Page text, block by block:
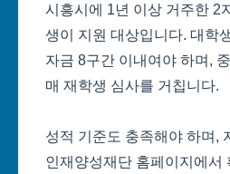
시흥시에 1년 이상 거주한 2
생이 지원 대상입니다. 대학
자금 8구간 이내여야 하며,
매 재학생 심사를 거칩니다.
성적 기준도 충족해야 하며,
인재양성재단 홈페이지에서